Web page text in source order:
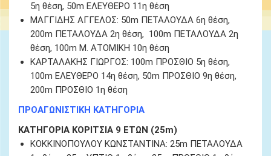
5η θέση, 50m ΕΛΕΥΘΕΡΟ 11η θέση
ΜΑΓΓΙΔΗΣ ΑΓΓΕΛΟΣ: 50m ΠΕΤΑΛΟΥΔΑ 6η θέση,
200m ΠΕΤΑΛΟΥΔΑ 2η θέση, 100m ΠΕΤΑΛΟΥΔΑ 2η
θέση, 100m Μ. ΑΤΟΜΙΚΗ 10η θέση
ΚΑΡΤΑΛΑΚΗΣ ΓΙΩΡΓΟΣ: 100m ΠΡΟΣΘΙΟ 5η θέση,
100m ΕΛΕΥΘΕΡΟ 14η θέση, 50m ΠΡΟΣΘΙΟ 9η θέση,
200m ΠΡΟΣΘΙΟ 1η θέση
ΠΡΟΑΓΩΝΙΣΤΙΚΗ ΚΑΤΗΓΟΡΙΑ
ΚΑΤΗΓΟΡΙΑ ΚΟΡΙΤΣΙΑ 9 ΕΤΩΝ (25m)
ΚΟΚΚΙΝΟΠΟΥΛΟΥ ΚΩΝΣΤΑΝΤΙΝΑ: 25m ΠΕΤΑΛΟΥΔΑ